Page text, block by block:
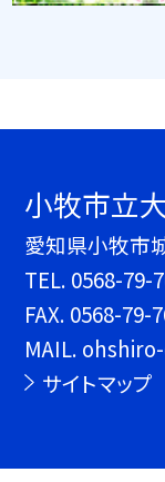
小牧市立
愛知県小牧市
TEL. 0568-79-
FAX. 0568-79-
MAIL.
サイトマップ